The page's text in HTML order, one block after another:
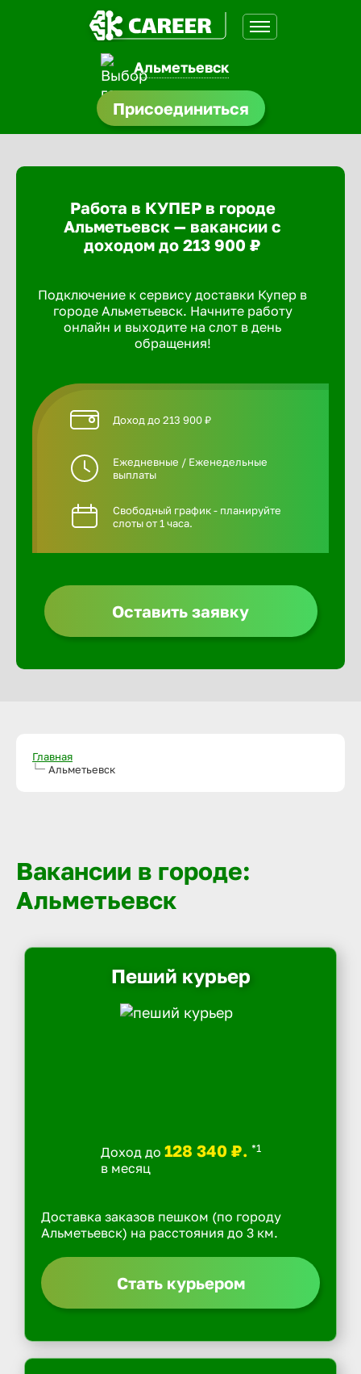
Альметьевск
Присоединиться
Работа в КУПЕР в городе
Альметьевск — вакансии с
доходом до 213 900 ₽
Подключение к сервису доставки Купер в
городе Альметьевск. Начните работу
онлайн и выходите на слот в день
обращения!
Доход до 213 900 ₽
Ежедневные / Еженедельные
выплаты
Свободный график - планируйте
слоты от 1 часа.
Оставить заявку
Главная
Альметьевск
Вакансии в городе:
Альметьевск
Пеший курьер
Доход до 128 340 ₽. *1
в месяц
Доставка заказов пешком (по городу
Альметьевск) на расстояния до 3 км.
Стать курьером